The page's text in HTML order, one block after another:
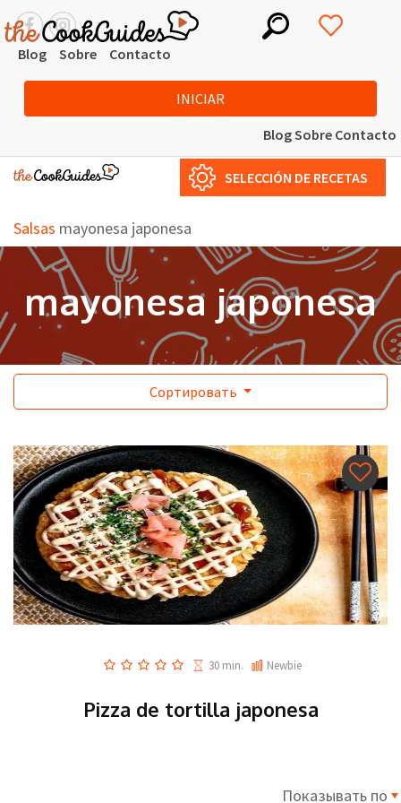
Blog Sobre Contacto
INICIAR
BlogSobre Contacto
SELECCIÓN DE RECETAS
Salsas mayonesa japonesa
mayonesa japonesa
Сортировать
30 min. Newbie
Pizza de tortilla japonesa
Показывать по